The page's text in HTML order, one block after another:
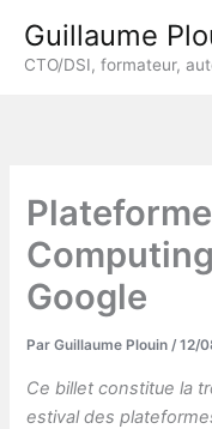
contenu
Guillaume
CTO/DSI, formateur,
Google
ParGuillaume Plouin/12/
Ce billet constitue la
estival des